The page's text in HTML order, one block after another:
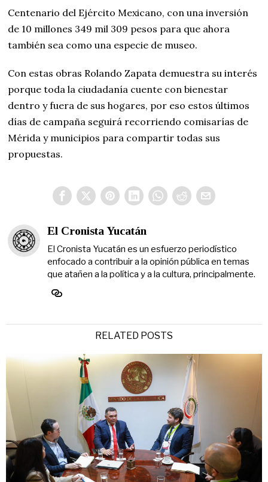
Centenario del Ejército Mexicano, con una inversión
de 10 millones 349 mil 309 pesos para que ahora
también sea como una especie de museo.
Con estas obras Rolando Zapata demuestra su interés
porque toda la ciudadanía cuente con bienestar
dentro y fuera de sus hogares, por eso estos últimos
días de campaña seguirá recorriendo comisarías de
Mérida y municipios para compartir todas sus
propuestas.
El Cronista Yucatán
El Cronista Yucatán es un esfuerzo periodístico
enfocado a contribuir a la opinión pública en temas
que atañen a la política y a la cultura, principalmente.
RELATED POSTS